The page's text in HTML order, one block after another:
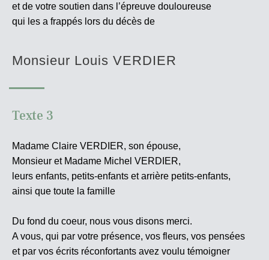
et de votre soutien dans l’épreuve douloureuse
qui les a frappés lors du décès de
Monsieur Louis VERDIER
Texte 3
Madame Claire VERDIER, son épouse,
Monsieur et Madame Michel VERDIER,
leurs enfants, petits-enfants et arrière petits-enfants,
ainsi que toute la famille
Du fond du coeur, nous vous disons merci.
A vous, qui par votre présence, vos fleurs, vos pensées
et par vos écrits réconfortants avez voulu témoigner